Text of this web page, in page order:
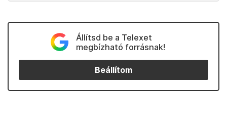
Állítsd be a Telexet
megbízható forrásnak!
Beállítom